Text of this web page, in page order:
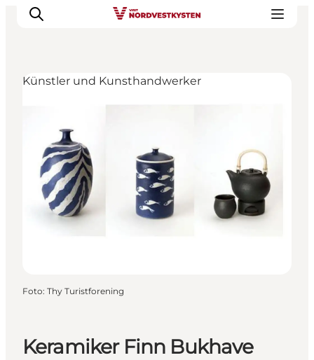
Inspiration
Events
Unterkunft
Mach deine Urlaubsplanung
Keramiker Finn Bukhave
Künstler und Kunsthandwerker
Foto: Thy Turistforening